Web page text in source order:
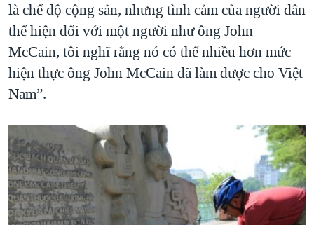
là chế độ cộng sản, nhưng tình cảm của người dân
thể hiện đối với một người như ông John
McCain, tôi nghĩ rằng nó có thể nhiều hơn mức
hiện thực ông John McCain đã làm được cho Việt
Nam”.